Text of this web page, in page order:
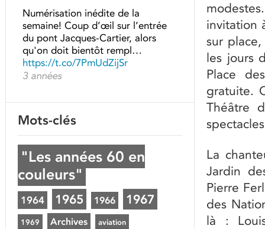
invitation
sur
les jours
Place
gratuite.
Théâtre
La
Jardin
Pierre
des
là :
Numérisation inédite de la
semaine! Coup d’œil sur l’entrée
du pont Jacques-Cartier, alors
qu'on doit bientôt rempl…
https://t.co/7PmUdZijSr
3 années
Mots-clés
"Les années 60 en
couleurs"
1964 1965 1966 1967
1969 Archives aviation